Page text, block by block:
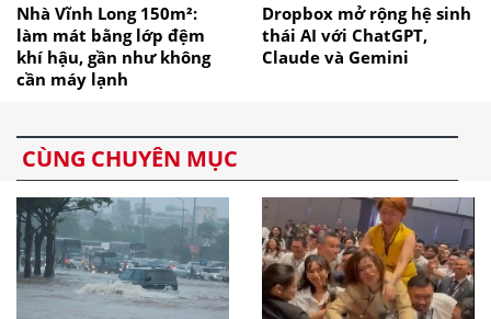
Nhà Vĩnh Long 150m²:
làm mát bằng lớp đệm
khí hậu, gần như không
cần máy lạnh
Dropbox mở rộng hệ sinh
thái AI với ChatGPT,
Claude và Gemini
CÙNG CHUYÊN MỤC